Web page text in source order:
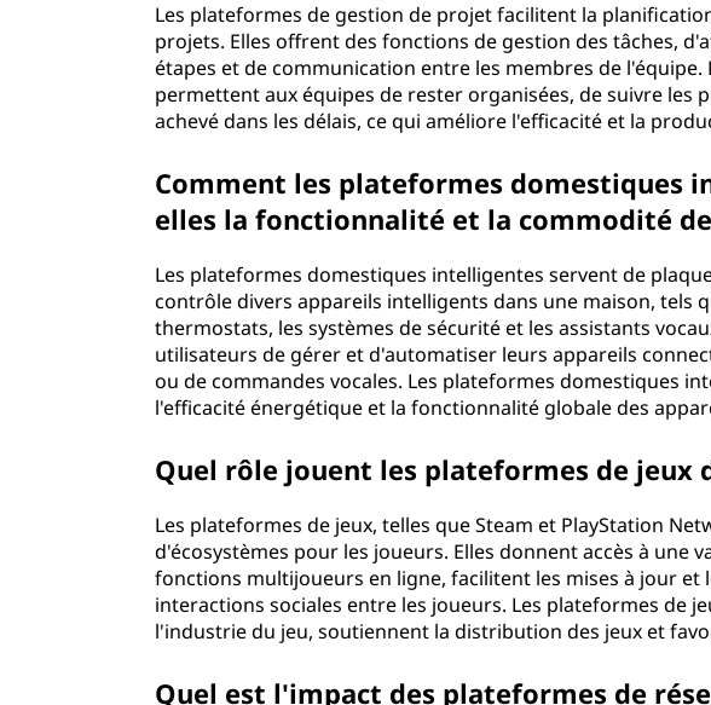
Les plateformes de gestion de projet facilitent la
projets. Elles offrent des fonctions de gestion des tâches,
étapes et de communication entre les membres de
permettent aux équipes de rester organisées, de suivre les
achevé dans les délais, ce qui améliore l'efficacité et la
Comment les plateformes domestiques
elles la fonctionnalité et la commodité
Les plateformes domestiques intelligentes servent de
contrôle divers appareils intelligents dans une maison, tels
thermostats, les systèmes de sécurité et les assistants
utilisateurs de gérer et d'automatiser leurs appareils
ou de commandes vocales. Les plateformes domestiques
l'efficacité énergétique et la fonctionnalité globale des
Quel rôle jouent les plateformes de jeux
Les plateformes de jeux, telles que Steam et PlayStation
d'écosystèmes pour les joueurs. Elles donnent accès à une
fonctions multijoueurs en ligne, facilitent les mises à jour
interactions sociales entre les joueurs. Les plateformes de
l'industrie du jeu, soutiennent la distribution des jeux et
Quel est l'impact des plateformes de